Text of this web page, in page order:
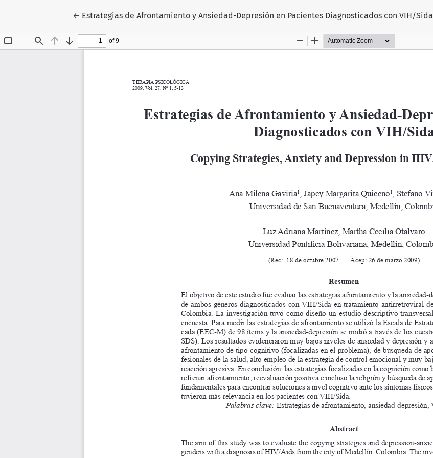
← Volver a los detalles del artículo
Estrategias de Afrontamiento y Ansiedad-Depresión en Pacientes Diagnosticados con VIH/Sida